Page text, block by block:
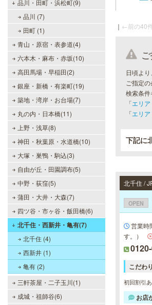
品川・田町・浜松町(9)
品川 (7)
田町 (1)
青山・原宿・表参道(4)
六本木・麻布・赤坂(10)
高田馬場・早稲田(2)
銀座・新橋・有楽町(19)
築地・湾岸・お台場(7)
丸の内・日本橋(11)
上野・浅草(8)
神田・秋葉原・水道橋(10)
大塚・巣鴨・駒込(3)
自由が丘・田園調布(5)
中野・荻窪(5)
蒲田・大井・大森(7)
四ツ谷・市ヶ谷・飯田橋(6)
北千住・西新井・亀有(7)
北千住 (4)
西新井 (1)
亀有 (2)
三軒茶屋・二子玉川(1)
成城・祖師谷(6)
｜ ←前の40
日頃よ
ご指定
検索条件
「エリ
「エリ
下記に
北千住 /
OPEN
営業時
す。）
こだわ
初回割引
お店